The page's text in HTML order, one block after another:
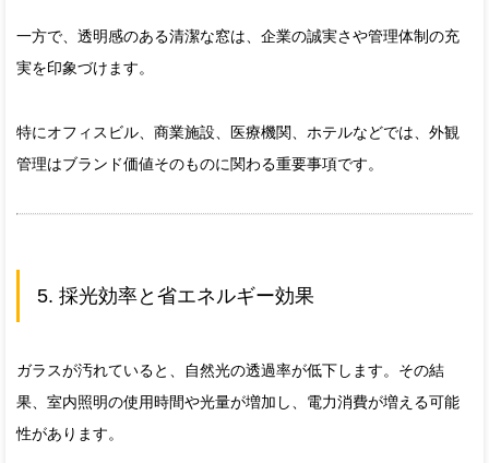
一方で、透明感のある清潔な窓は、企業の誠実さや管理体制の充
実を印象づけます。
特にオフィスビル、商業施設、医療機関、ホテルなどでは、外観
管理はブランド価値そのものに関わる重要事項です。
5. 採光効率と省エネルギー効果
ガラスが汚れていると、自然光の透過率が低下します。その結
果、室内照明の使用時間や光量が増加し、電力消費が増える可能
性があります。